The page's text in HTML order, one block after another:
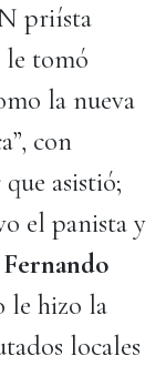
priísta
le tomó
la nueva
con
asistió;
el panista y
Fernando
le hizo la
locales